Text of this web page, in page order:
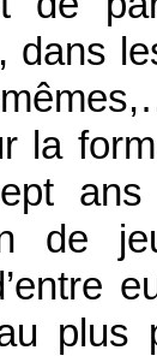
dans
la
ans
de